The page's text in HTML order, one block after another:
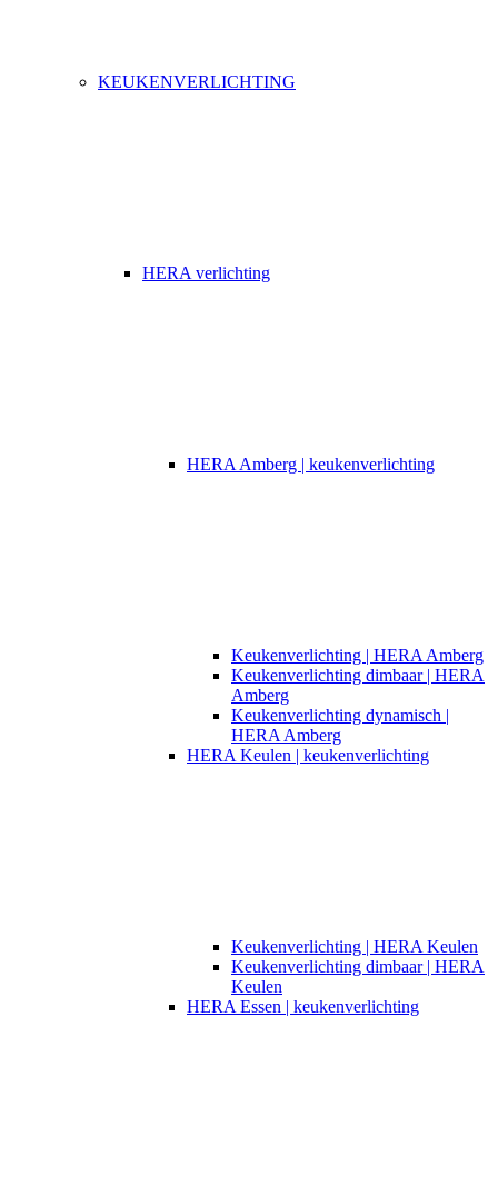
KEUKENVERLICHTING
HERA verlichting
HERA Amberg | keukenverlichting
Keukenverlichting | HERA Amberg
Keukenverlichting dimbaar | HERA
Amberg
Keukenverlichting dynamisch |
HERA Amberg
HERA Keulen | keukenverlichting
Keukenverlichting | HERA Keulen
Keukenverlichting dimbaar | HERA
Keulen
HERA Essen | keukenverlichting